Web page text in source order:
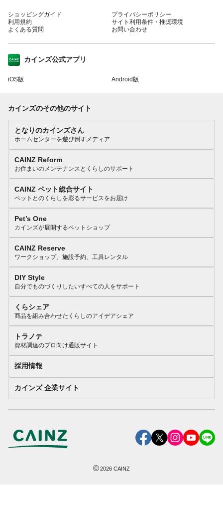
ショッピングガイド
利用規約
よくある質問
プライバシーポリシー
サイト利用条件・推奨環境
お問い合わせ
カインズ公式アプリ
iOS版 Android版
カインズのその他のサイト
となりのカインズさん
ホームセンターを遊び倒すメディア
CAINZ Reform
お住まいのメンテナンスとくらしのサポート
CAINZ ペット総合サイト
ペットとのくらしを彩るサービスをお届け
Pet’s One
カインズが展開するペットショップ
CAINZ Reserve
ワークショップ、施設予約、工具レンタル
DIY Style
自分でものづくりしたいすべての人をサポート
くらシェア
商品を組み合わせたくらしのアイデアシェア
トラノテ
資材調達のプロ向け通販サイト
採用情報
カインズ 企業サイト
©2026 CAINZ